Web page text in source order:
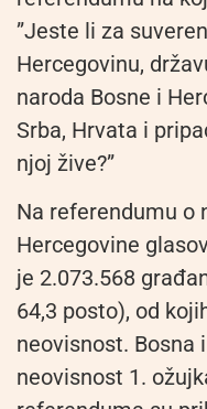
”Jeste li za
Hercegovinu,
naroda Bosne i
Srba, Hrvata i
njoj žive?”
Na referendumu o
Hercegovine
je 2.073.568
64,3 posto), od
neovisnost. Bosna
neovisnost 1.